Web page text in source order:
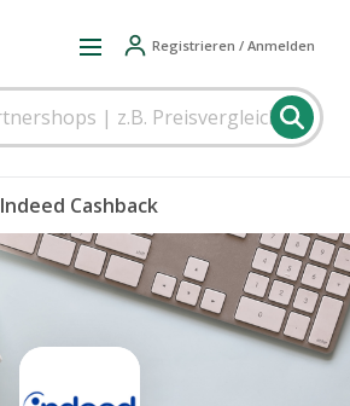
Registrieren / Anmelden
Indeed Cashback